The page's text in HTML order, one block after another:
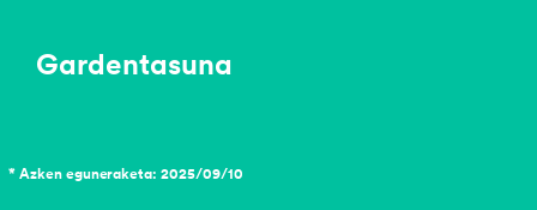
Gardentasuna
* Azken eguneraketa: 2025/09/10